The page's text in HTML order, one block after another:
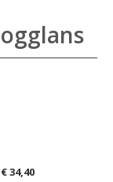
€ 34,40